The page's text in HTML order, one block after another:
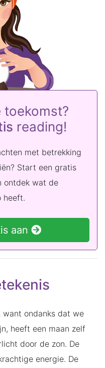
toekomst?
reading!
met betrekking
Start een gratis
ontdek wat de
heeft.
aan
want ondanks dat we
heeft een maan zelf
door de zon. De
energie. De